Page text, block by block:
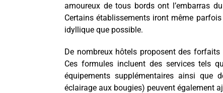
amoureux de tous bords ont l’embarras
Certains établissements iront même
idyllique que possible.
De nombreux hôtels proposent des
Ces formules incluent des services tels
équipements supplémentaires ainsi que
éclairage aux bougies) peuvent également